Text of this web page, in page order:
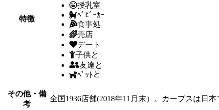
特徴
授乳室
ﾍﾞﾋﾞｰｶｰ
食事処
売店
デート
子供と
友達と
ﾍﾟｯﾄと
その他・備
考
全国1936店舗(2018年11月末）。カーブスは日